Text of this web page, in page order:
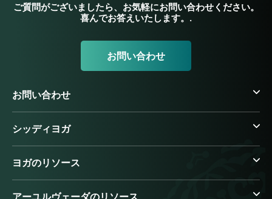
ご質問がございましたら、お気軽にお問い合わせください。
喜んでお答えいたします。.
お問い合わせ
お問い合わせ
シッディヨガ
ヨガのリソース
アーユルヴェーダのリソース